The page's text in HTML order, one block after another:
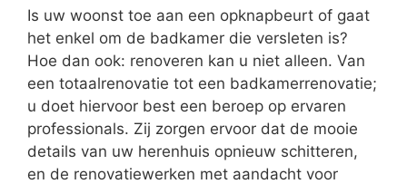
Is uw woonst toe aan een opknapbeurt of gaat
het enkel om de badkamer die versleten is?
Hoe dan ook: renoveren kan u niet alleen. Van
een totaalrenovatie tot een badkamerrenovatie;
u doet hiervoor best een beroep op ervaren
professionals. Zij zorgen ervoor dat de mooie
details van uw herenhuis opnieuw schitteren,
en de renovatiewerken met aandacht voor